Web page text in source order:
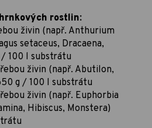
rostlin:
živin (např. Anthurium
setaceus, Dracaena,
100 l substrátu
živin (např. Abutilon,
g / 100 l substrátu
živin (např. Euphorbia
Hibiscus, Monstera)